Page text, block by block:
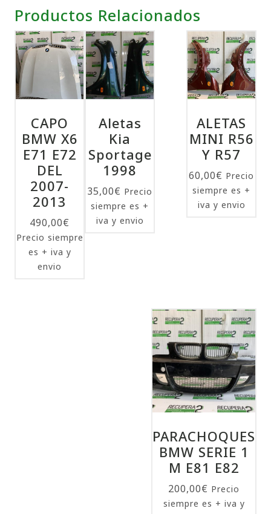
Productos Relacionados
CAPO
BMW X6
E71 E72
DEL
2007-
2013
490,00€
Precio siempre
es + iva y
envio
ALETAS
MINI R56
Y R57
60,00€ Precio
siempre es +
iva y envio
Aletas
Kia
Sportage
1998
35,00€ Precio
siempre es +
iva y envio
PARACHOQUES
BMW SERIE 1
M E81 E82
200,00€ Precio
siempre es + iva y